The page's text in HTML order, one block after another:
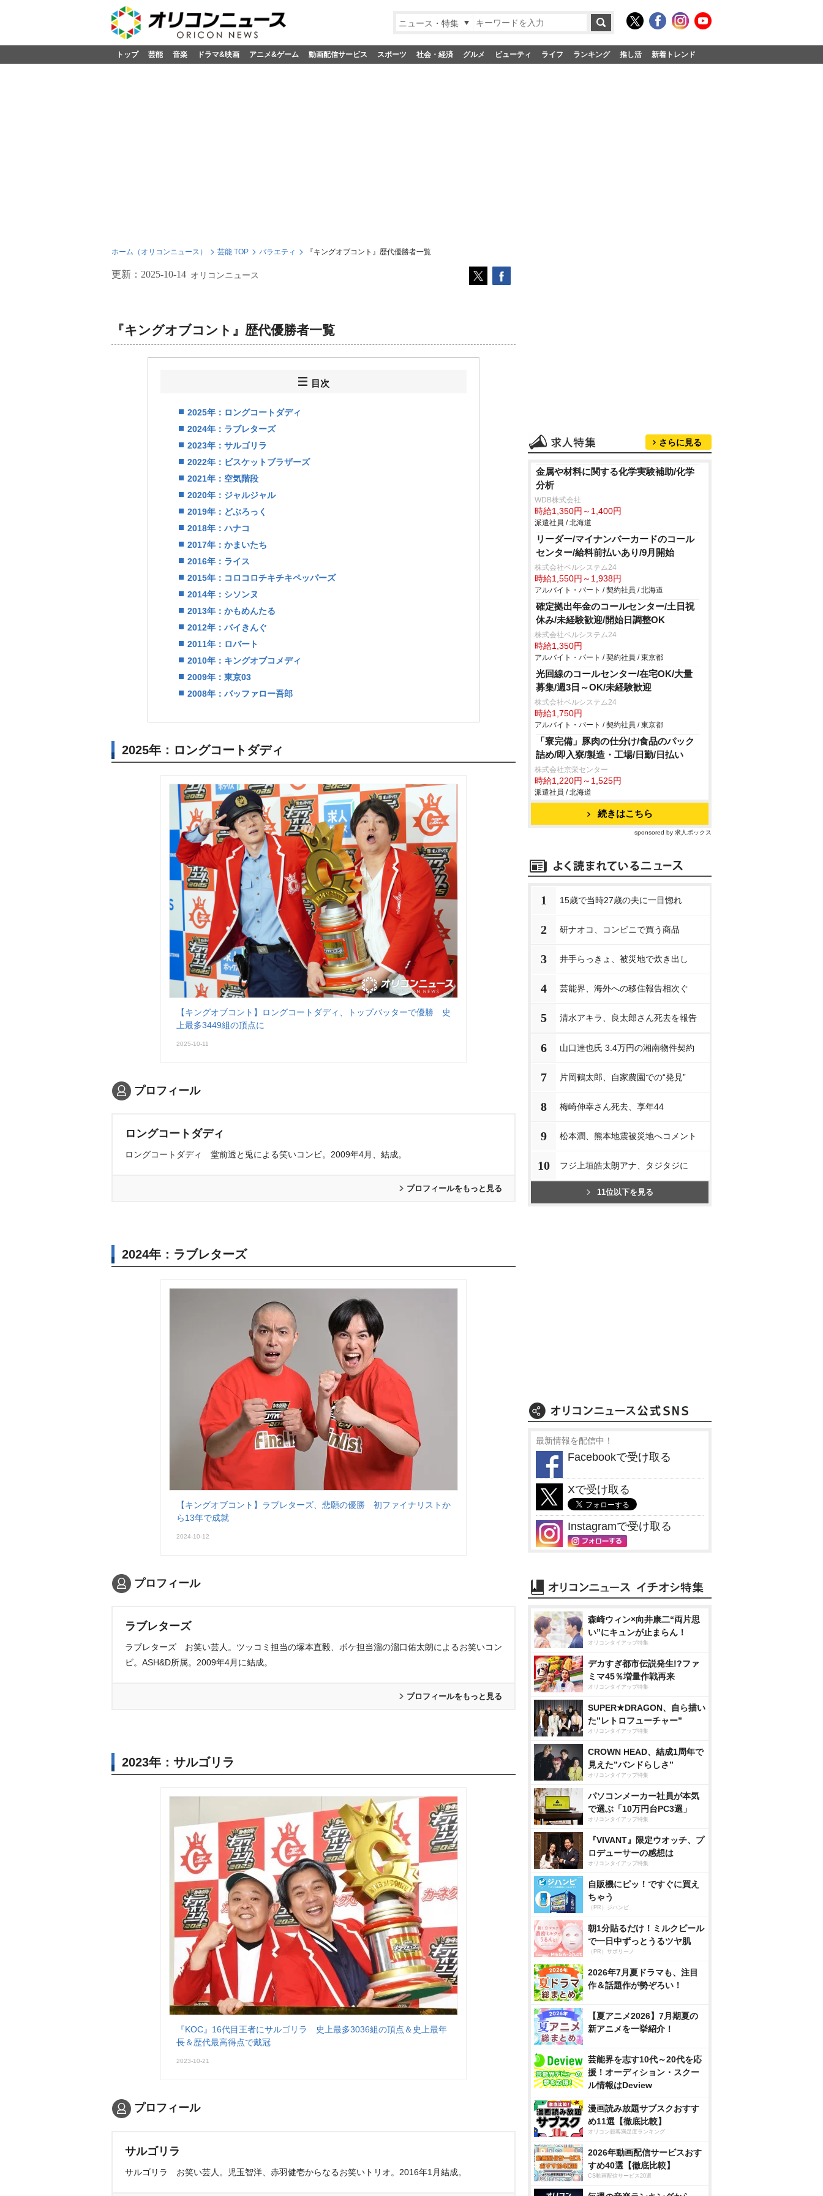
ニュース・特集
トップ 芸能 音楽 ドラマ&映画 アニメ&ゲーム 動画配信サービス スポーツ 社会・経済 グルメ ビューティ ライフ ランキング 推し活 新着トレンド
ホーム（オリコンニュース） 芸能 TOP バラエティ 『キングオブコント』歴代優勝者一覧
更新： 2025-10-14 オリコンニュース
『キングオブコント』歴代優勝者一覧
目次
2025年：ロングコートダディ
2024年：ラブレターズ
2023年：サルゴリラ
2022年：ビスケットブラザーズ
2021年：空気階段
2020年：ジャルジャル
2019年：どぶろっく
2018年：ハナコ
2017年：かまいたち
2016年：ライス
2015年：コロコロチキチキペッパーズ
2014年：シソンヌ
2013年：かもめんたる
2012年：バイきんぐ
2011年：ロバート
2010年：キングオブコメディ
2009年：東京03
2008年：バッファロー吾郎
2025年：ロングコートダディ
【キングオブコント】ロングコートダディ、トップバッターで優勝 史
上最多3449組の頂点に
2025-10-11
プロフィール
ロングコートダディ
ロングコートダディ 堂前透と兎による笑いコンビ。2009年4月、結成。
プロフィールをもっと見る
2024年：ラブレターズ
【キングオブコント】ラブレターズ、悲願の優勝 初ファイナリストか
ら13年で成就
2024-10-12
プロフィール
ラブレターズ
ラブレターズ お笑い芸人。ツッコミ担当の塚本直毅、ボケ担当溜の溜口佑太朗によるお笑いコン
ビ。ASH&D所属。2009年4月に結成。
プロフィールをもっと見る
2023年：サルゴリラ
『KOC』16代目王者にサルゴリラ 史上最多3036組の頂点＆史上最年
長＆歴代最高得点で戴冠
2023-10-21
プロフィール
サルゴリラ
サルゴリラ お笑い芸人。児玉智洋、赤羽健壱からなるお笑いトリオ。2016年1月結成。
さらに見る
金属や材料に関する化学実験補助/化学
分析
WDB株式会社
時給1,350円～1,400円
派遣社員 / 北海道
リーダー/マイナンバーカードのコール
センター/給料前払いあり/9月開始
株式会社ベルシステム24
時給1,550円～1,938円
アルバイト・パート / 契約社員 / 北海道
確定拠出年金のコールセンター/土日祝
休み/未経験歓迎/開始日調整OK
株式会社ベルシステム24
時給1,350円
アルバイト・パート / 契約社員 / 東京都
光回線のコールセンター/在宅OK/大量
募集/週3日～OK/未経験歓迎
株式会社ベルシステム24
時給1,750円
アルバイト・パート / 契約社員 / 東京都
「寮完備」豚肉の仕分け/食品のパック
詰め/即入寮/製造・工場/日勤/日払い
株式会社京栄センター
時給1,220円～1,525円
派遣社員 / 北海道
続きはこちら
sponsored by 求人ボックス
1 15歳で当時27歳の夫に一目惚れ
2 研ナオコ、コンビニで買う商品
3 井手らっきょ、被災地で炊き出し
4 芸能界、海外への移住報告相次ぐ
5 清水アキラ、良太郎さん死去を報告
6 山口達也氏 3.4万円の湘南物件契約
7 片岡鶴太郎、自家農園での“発見”
8 梅崎伸幸さん死去、享年44
9 松本潤、熊本地震被災地へコメント
10 フジ上垣皓太朗アナ、タジタジに
11位以下を見る
最新情報を配信中！
Facebookで受け取る
Xで受け取る
Instagramで受け取る
森崎ウィン×向井康二“両片思
い”にキュンが止まらん！
オリコンタイアップ特集
デカすぎ都市伝説発生!?ファ
ミマ45％増量作戦再来
オリコンタイアップ特集
SUPER★DRAGON、自ら描い
た”レトロフューチャー”
オリコンタイアップ特集
CROWN HEAD、結成1周年で
見えた”バンドらしさ”
オリコンタイアップ特集
パソコンメーカー社員が本気
で選ぶ「10万円台PC3選」
オリコンタイアップ特集
『VIVANT』限定ウオッチ、プ
ロデューサーの感想は
オリコンタイアップ特集
自販機にピッ！ですぐに買え
ちゃう
（PR）ジハンピ
朝1分貼るだけ！ミルクピール
で一日中ずっとうるツヤ肌
（PR）サボリーノ
2026年7月夏ドラマも、注目
作＆話題作が勢ぞろい！
【夏アニメ2026】7月期夏の
新アニメを一挙紹介！
芸能界を志す10代～20代を応
援！オーディション・スクー
ル情報はDeview
漫画読み放題サブスクおすす
め11選【徹底比較】
オリコン顧客満足度ランキング
2026年動画配信サービスおす
すめ40選【徹底比較】
CS動画配信サービス20選